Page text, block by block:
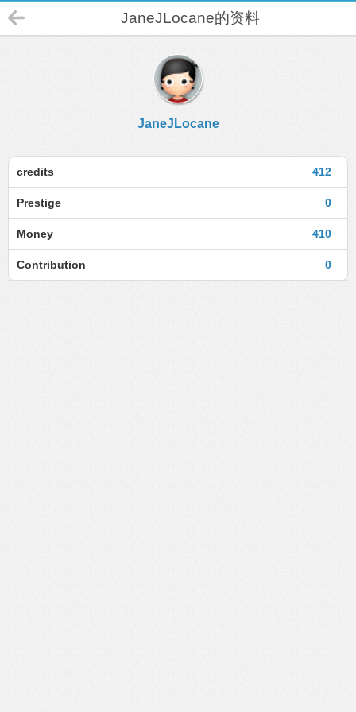
JaneJLocane的资料
JaneJLocane
412
credits
0
Prestige
410
Money
0
Contribution